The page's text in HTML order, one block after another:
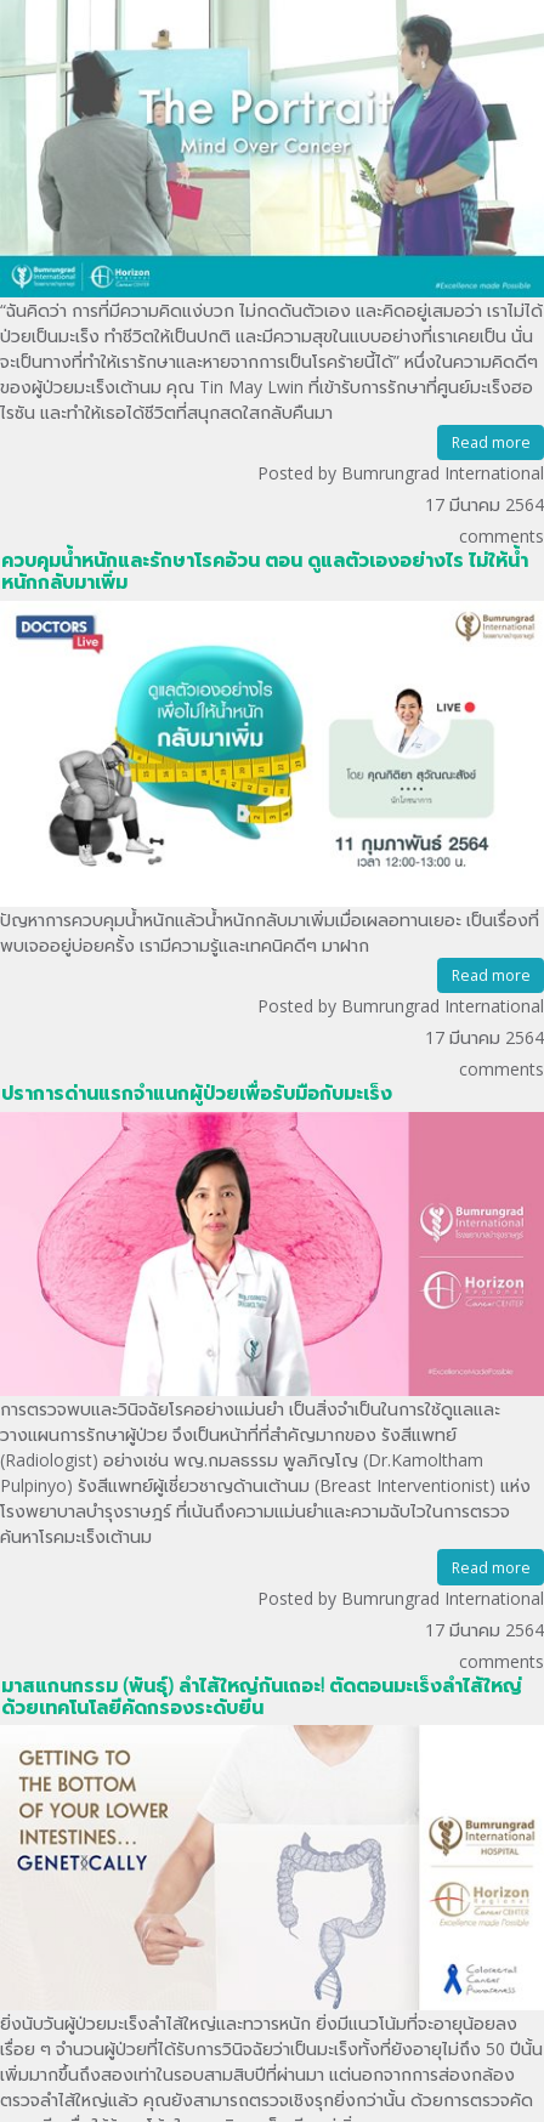
“ฉันคิดว่า การที่มีความคิดแง่บวก ไม่กดดันตัวเอง และคิดอยู่เสมอว่า เราไม่ได้
ป่วยเป็นมะเร็ง ทำชีวิตให้เป็นปกติ และมีความสุขในแบบอย่างที่เราเคยเป็น นั่น
จะเป็นทางที่ทำให้เรารักษาและหายจากการเป็นโรคร้ายนี้ได้” หนึ่งในความคิดดีๆ
ของผู้ป่วยมะเร็งเต้านม คุณ Tin May Lwin ที่เข้ารับการรักษาที่ศูนย์มะเร็งฮอ
ไรซัน และทำให้เธอได้ชีวิตที่สนุกสดใสกลับคืนมา
Read more
Posted by Bumrungrad International
17 มีนาคม 2564
comments
ควบคุมน้ำหนักและรักษาโรคอ้วน ตอน ดูแลตัวเองอย่างไร ไม่ให้น้ำ
หนักกลับมาเพิ่ม
ปัญหาการควบคุมน้ำหนักแล้วน้ำหนักกลับมาเพิ่มเมื่อเผลอทานเยอะ เป็นเรื่องที่
พบเจออยู่บ่อยครั้ง เรามีความรู้และเทคนิคดีๆ มาฝาก
Read more
Posted by Bumrungrad International
17 มีนาคม 2564
comments
ปราการด่านแรกจำแนกผู้ป่วยเพื่อรับมือกับมะเร็ง
การตรวจพบและวินิจฉัยโรคอย่างแม่นยำ เป็นสิ่งจำเป็นในการใช้ดูแลและ
วางแผนการรักษาผู้ป่วย จึงเป็นหน้าที่ที่สำคัญมากของ รังสีแพทย์
(Radiologist) อย่างเช่น พญ.กมลธรรม พูลภิญโญ (Dr.Kamoltham
Pulpinyo) รังสีแพทย์ผู้เชี่ยวชาญด้านเต้านม (Breast Interventionist) แห่ง
โรงพยาบาลบำรุงราษฎร์ ที่เน้นถึงความแม่นยำและความฉับไวในการตรวจ
ค้นหาโรคมะเร็งเต้านม
Read more
Posted by Bumrungrad International
17 มีนาคม 2564
comments
มาสแกนกรรม (พันธุ์) ลำไส้ใหญ่กันเถอะ! ตัดตอนมะเร็งลำไส้ใหญ่
ด้วยเทคโนโลยีคัดกรองระดับยีน
ยิ่งนับวันผู้ป่วยมะเร็งลำไส้ใหญ่และทวารหนัก ยิ่งมีแนวโน้มที่จะอายุน้อยลง
เรื่อย ๆ จำนวนผู้ป่วยที่ได้รับการวินิจฉัยว่าเป็นมะเร็งทั้งที่ยังอายุไม่ถึง 50 ปีนั้น
เพิ่มมากขึ้นถึงสองเท่าในรอบสามสิบปีที่ผ่านมา แต่นอกจากการส่องกล้อง
ตรวจลำไส้ใหญ่แล้ว คุณยังสามารถตรวจเชิงรุกยิ่งกว่านั้น ด้วยการตรวจคัด